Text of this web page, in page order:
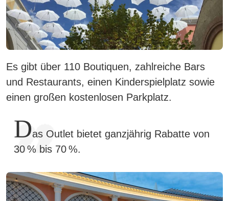
Es gibt über 110 Boutiquen, zahlreiche Bars
und Restaurants, einen Kinderspielplatz sowie
einen großen kostenlosen Parkplatz.
Das Outlet bietet ganzjährig Rabatte von
30 % bis 70 %.